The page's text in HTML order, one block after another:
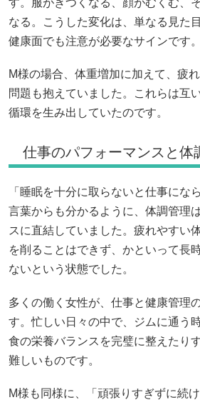
す。服がきつくなる、顔がむくむ、
なる。こうした変化は、単なる見た
健康面でも注意が必要なサインです。
M様の場合、体重増加に加えて、疲
問題も抱えていました。これらは互
循環を生み出していたのです。
仕事のパフォーマンスと体
「睡眠を十分に取らないと仕事にな
言葉からも分かるように、体調管理
スに直結していました。疲れやすい
を削ることはできず、かといって長
ないという状態でした。
多くの働く女性が、仕事と健康管理
す。忙しい日々の中で、ジムに通う
食の栄養バランスを完璧に整えたり
難しいものです。
M様も同様に、「頑張りすぎずに続